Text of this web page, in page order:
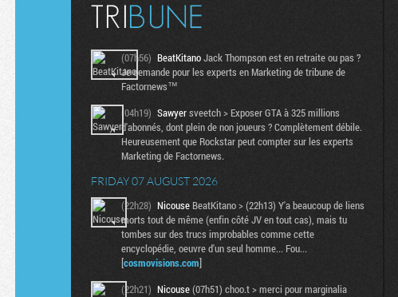
(07h56) BeatKitanoJack Thompson est en retraite ou pas ?
Je demande pour les experts en Marketing de tribune de
Factornews™
(04h19) Sawyersveetch > Exposer GTA à 325 millions
d'abonnés, dont plein de non joueurs ? Complètement débile.
Heureusement que Rockstar peut compter sur les experts
Marketing de Factornews.
FRIDAY 07 AUGUST 2026
(22h28) Nicouse BeatKitano > (22h13) Y'a beaucoup de liens
morts tout de même (enfin côté JV en tout cas), mais tu
tombes sur des trucs improbables comme cette
encyclopédie, oeuvre d'un seul homme... Fou...
[cosmovisions.com]
(22h21) Nicouse(07h51) choo.t > merci pour marginalia